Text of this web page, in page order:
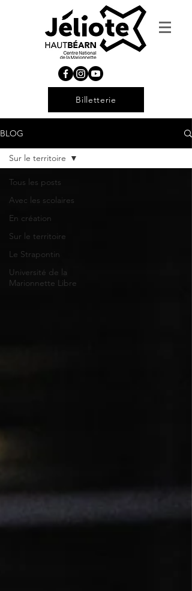
Billetterie
BLOG
Tous les posts
Avec les scolaires
En création
Sur le territoire
Le Strapontin
Université de la
Marionnette Libre
Sur le territoire